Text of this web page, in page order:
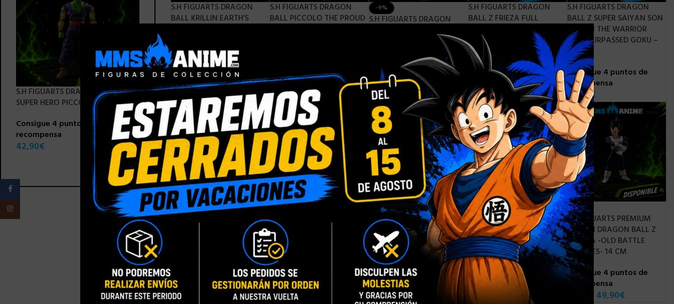
S.H FIGUARTS DRAGON BALL
SUPER HERO PICCOLO – 16 CM
Consigue 4 puntos de
recompensa
42,90€
S.H FIGUARTS DRAGON BALL
SUPER SAIYAN GOD SUPER
SAIYAN SON GOKU – 15 CM
Consigue 4 puntos de
recompensa
42,90 €
S.H FIGUARTS DRAGON BALL
SUPER SAIYAN GOD SUPER
SAIYAN VEGETA 15TH
ANNIVERSARY VERSION – 14 CM
Consigue 7 puntos de
recompensa
74,90 €
S.H FIGUARTS DRAGON BALL
SUPER SON GOKU ULTRA
INSTINCT RE-RUN – 14 CM
Consigue 8 puntos de
recompensa
89,90€
S.H FIGUARTS DRAGON
BALL KRILLIN EARTH’S
Consigue 4 puntos de
recompensa
49,90€
S.H FIGUARTS DRAGON
BALL PICCOLO THE PROUD
recompensa
56,90€
-9%
S.H FIGUARTS DRAGON
VER. RE-RUN – 18 CM
Consigue 7 puntos de
recompensa
79,90€72,90€
S.H FIGUARTS DRAGON
BALL Z FRIEZA FULL
POWER BATTLE SCARRED
EDITION- 13 CM
Consigue 6 puntos de
recompensa
63,90 €
S.H FIGUARTS DRAGON
BALL Z SUPER SAIYAN SON
GOHAN THE WARRIOR
WHO SURPASSED GOKU –
11 CM
Consigue 4 puntos de
recompensa
46,90€
S.H FIGUARTS DRAGON
BALL SUPER ULTIMATE
GOHAN SUPER HERO – 15
Consigue 3 puntos de
recompensa
32,90
S.H FIGUARTS DRAGON
BALL SUPER BROLY – 19 CM
Consigue 5 puntos de
recompensa
56,90
-14%
S.H FIGUARTS DRAGON
BALL ANDROID 20 – 13 CM
Consigue 5 puntos de
recompensa
69,90€59,90
S.H FIGUARTS DRAGON
BALL ZARBON (1ST.
LAUNCH 2022) – 16 CM
Consigue 7 puntos de
recompensa
79,90€
-9%
S.H FIGUARTS PREMIUM
BANDAI DRAGON BALL Z
VEGETA -OLD BATTLE
CLOTHES- 14 CM
Consigue 4 puntos de
recompensa
49,90€
Facebook